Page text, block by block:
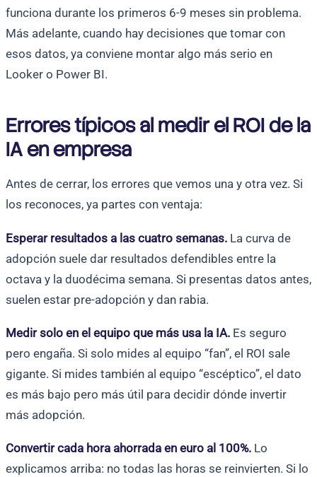
funciona durante los primeros 6-9 meses sin problema.
Más adelante, cuando hay decisiones que tomar con
esos datos, ya conviene montar algo más serio en
Looker o Power BI.
Errores típicos al medir el ROI de la
IA en empresa
Antes de cerrar, los errores que vemos una y otra vez. Si
los reconoces, ya partes con ventaja:
Esperar resultados a las cuatro semanas. La curva de
adopción suele dar resultados defendibles entre la
octava y la duodécima semana. Si presentas datos antes,
suelen estar pre-adopción y dan rabia.
Medir solo en el equipo que más usa la IA. Es seguro
pero engaña. Si solo mides al equipo “fan”, el ROI sale
gigante. Si mides también al equipo “escéptico”, el dato
es más bajo pero más útil para decidir dónde invertir
más adopción.
Convertir cada hora ahorrada en euro al 100%. Lo
explicamos arriba: no todas las horas se reinvierten. Si lo